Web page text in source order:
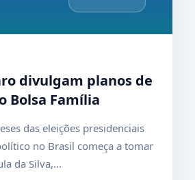
divulgam planos de
Bolsa Família
das eleições presidenciais
no Brasil começa a tomar
da Silva,...